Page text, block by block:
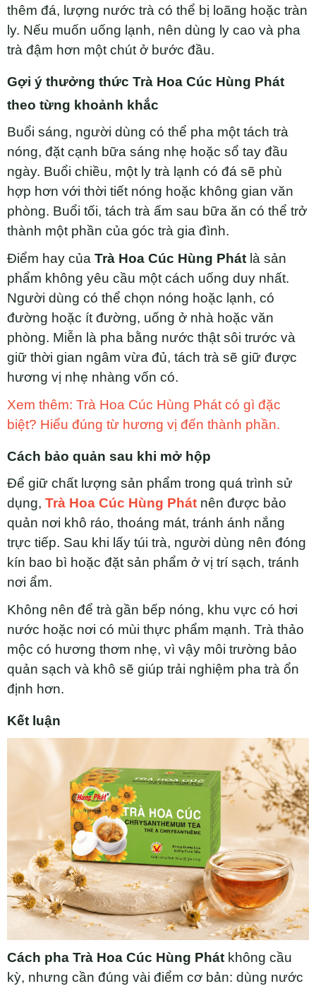
thêm đá, lượng nước trà có thể bị loãng hoặc tràn
ly. Nếu muốn uống lạnh, nên dùng ly cao và pha
trà đậm hơn một chút ở bước đầu.
Gợi ý thưởng thức Trà Hoa Cúc Hùng Phát
theo từng khoảnh khắc
Buổi sáng, người dùng có thể pha một tách trà
nóng, đặt cạnh bữa sáng nhẹ hoặc sổ tay đầu
ngày. Buổi chiều, một ly trà lạnh có đá sẽ phù
hợp hơn với thời tiết nóng hoặc không gian văn
phòng. Buổi tối, tách trà ấm sau bữa ăn có thể trở
thành một phần của góc trà gia đình.
Điểm hay của Trà Hoa Cúc Hùng Phát là sản
phẩm không yêu cầu một cách uống duy nhất.
Người dùng có thể chọn nóng hoặc lạnh, có
đường hoặc ít đường, uống ở nhà hoặc văn
phòng. Miễn là pha bằng nước thật sôi trước và
giữ thời gian ngâm vừa đủ, tách trà sẽ giữ được
hương vị nhẹ nhàng vốn có.
Xem thêm: Trà Hoa Cúc Hùng Phát có gì đặc
biệt? Hiểu đúng từ hương vị đến thành phần.
Cách bảo quản sau khi mở hộp
Để giữ chất lượng sản phẩm trong quá trình sử
dụng, Trà Hoa Cúc Hùng Phát nên được bảo
quản nơi khô ráo, thoáng mát, tránh ánh nắng
trực tiếp. Sau khi lấy túi trà, người dùng nên đóng
kín bao bì hoặc đặt sản phẩm ở vị trí sạch, tránh
nơi ẩm.
Không nên để trà gần bếp nóng, khu vực có hơi
nước hoặc nơi có mùi thực phẩm mạnh. Trà thảo
mộc có hương thơm nhẹ, vì vậy môi trường bảo
quản sạch và khô sẽ giúp trải nghiệm pha trà ổn
định hơn.
Kết luận
Cách pha Trà Hoa Cúc Hùng Phát không cầu
kỳ, nhưng cần đúng vài điểm cơ bản: dùng nước